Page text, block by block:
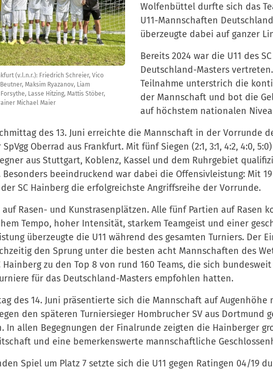
(v.l.n.r.): Friedrich Schreier, Vico
Maksim Ryazanov, Liam
Lasse Hitzing, Mattis Stöber,
Michael Maier
Wolfenbüttel durfte sich das
U11-Mannschaften
überzeugte dabei auf ganzer
Bereits 2024 war die U11 des
Deutschland-Masters
Teilnahme unterstrich die
der Mannschaft und bot die
auf höchstem nationalen
des 13. Juni erreichte die Mannschaft in der Vorrunde
Oberrad aus Frankfurt. Mit fünf Siegen (2:1, 3:1, 4:2, 4:0,
aus Stuttgart, Koblenz, Kassel und dem Ruhrgebiet
beeindruckend war dabei die Offensivleistung: Mit
SC Hainberg die erfolgreichste Angriffsreihe der Vorrunde.
auf Rasen- und Kunstrasenplätzen. Alle fünf Partien auf Rasen
Tempo, hoher Intensität, starkem Teamgeist und einer
überzeugte die U11 während des gesamten Turniers. Der
den Sprung unter die besten acht Mannschaften des
Hainberg zu den Top 8 von rund 160 Teams, die sich
für das Deutschland-Masters empfohlen hatten.
des 14. Juni präsentierte sich die Mannschaft auf Augenhöhe
den späteren Turniersieger Hombrucher SV aus Dortmund
In allen Begegnungen der Finalrunde zeigten die Hainberger
und eine bemerkenswerte mannschaftliche
Spiel um Platz 7 setzte sich die U11 gegen Ratingen 04/19